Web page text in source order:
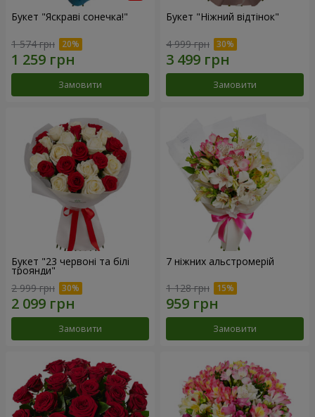
Букет "Яскраві сонечка!"
1 574 грн
Замовити
Букет "Ніжний відтінок"
4 999 грн
Замовити
Букет "23 червоні та білі
троянди"
2 999 грн
Замовити
7 ніжних альстромерій
1 128 грн
Замовити